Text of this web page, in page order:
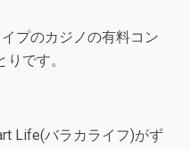
プのカジノの有料コン
です。
Life(バラカライフ)がず